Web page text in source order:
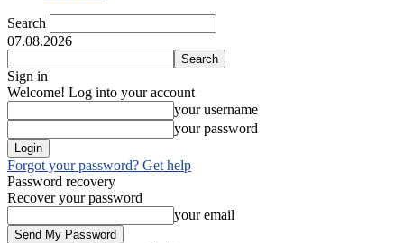
Search
07.08.2026
Sign in
Welcome! Log into your account
your username
your password
Forgot your password? Get help
Password recovery
Recover your password
your email